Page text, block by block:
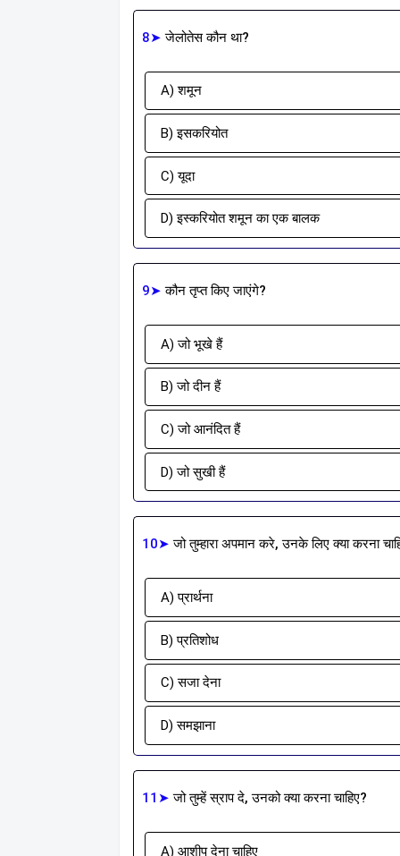
8➤जेलोतेस कौन था?
A) शमून
B) इसकरियोत
C) यूदा
D) इस्करियोत शमून का एक बालक
9➤कौन तृप्त किए जाएंगे?
A) जो भूखे हैं
B) जो दीन हैं
C) जो आनंदित हैं
D) जो सुखी हैं
10➤जो तुम्हारा अपमान करे, उनके लिए क्या करना
A) प्रार्थना
B) प्रतिशोध
C) सजा देना
D) समझाना
11➤जो तुम्हें स्राप दे, उनको क्या करना चाहिए?
A) आशीप देना चाहिए